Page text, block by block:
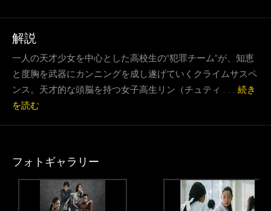
解説
一人の天才少女を中心とした高校生の“犯罪チーム”が、知恵
と度胸を武器にカンニングを成し遂げていくクライムサスペ
ンス。天才的な頭脳を持つ女子高生リン（チュティ . . . 続き
を読む
フォトギャラリー